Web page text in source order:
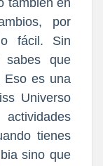
también en
por
fácil. Sin
sabes que
Eso es una
Universo
tienes
sino que